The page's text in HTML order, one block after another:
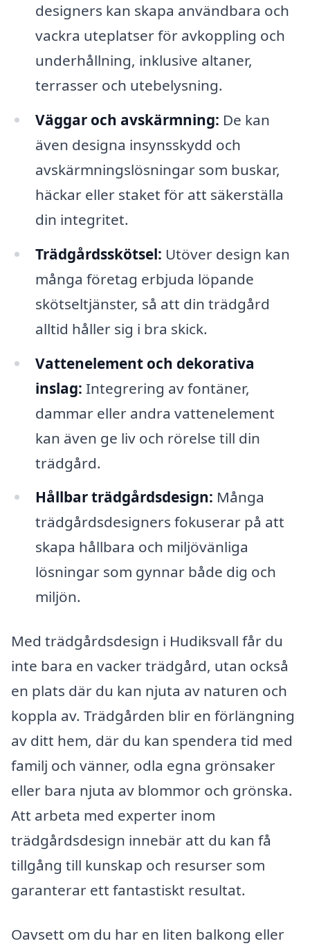
designers kan skapa användbara och
vackra uteplatser för avkoppling och
underhållning, inklusive altaner,
terrasser och utebelysning.
Väggar och avskärmning: De kan
även designa insynsskydd och
avskärmningslösningar som buskar,
häckar eller staket för att säkerställa
din integritet.
Trädgårdsskötsel: Utöver design kan
många företag erbjuda löpande
skötseltjänster, så att din trädgård
alltid håller sig i bra skick.
Vattenelement och dekorativa
inslag: Integrering av fontäner,
dammar eller andra vattenelement
kan även ge liv och rörelse till din
trädgård.
Hållbar trädgårdsdesign: Många
trädgårdsdesigners fokuserar på att
skapa hållbara och miljövänliga
lösningar som gynnar både dig och
miljön.
Med trädgårdsdesign i Hudiksvall får du
inte bara en vacker trädgård, utan också
en plats där du kan njuta av naturen och
koppla av. Trädgården blir en förlängning
av ditt hem, där du kan spendera tid med
familj och vänner, odla egna grönsaker
eller bara njuta av blommor och grönska.
Att arbeta med experter inom
trädgårdsdesign innebär att du kan få
tillgång till kunskap och resurser som
garanterar ett fantastiskt resultat.
Oavsett om du har en liten balkong eller